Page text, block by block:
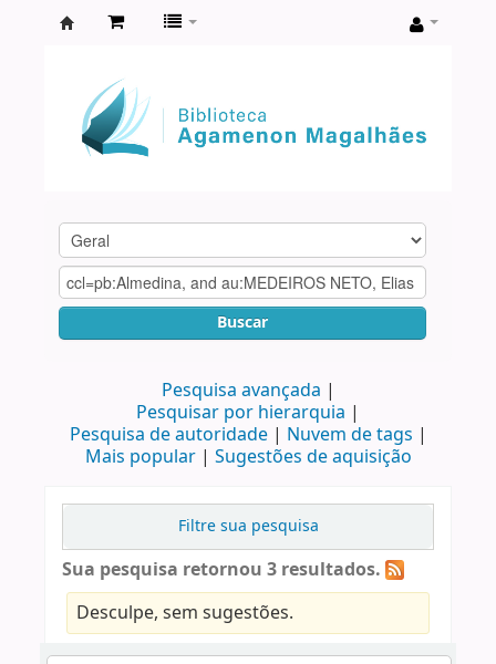
Agamenon
Magalhães
Buscar
Pesquisa avançada
Pesquisar por hierarquia
Pesquisa de autoridade
Nuvem de tags
Mais popular
Sugestões de aquisição
Filtre sua pesquisa
Sua pesquisa retornou 3 resultados.
Desculpe, sem sugestões.